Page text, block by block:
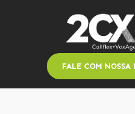
FALE COM NOSSA